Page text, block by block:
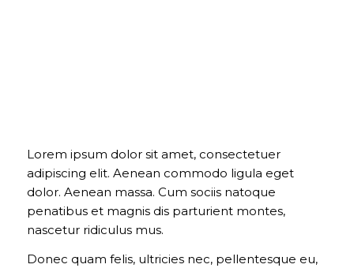
Lorem ipsum dolor sit amet, consectetuer
adipiscing elit. Aenean commodo ligula eget
dolor. Aenean massa. Cum sociis natoque
penatibus et magnis dis parturient montes,
nascetur ridiculus mus.
Donec quam felis, ultricies nec, pellentesque eu,